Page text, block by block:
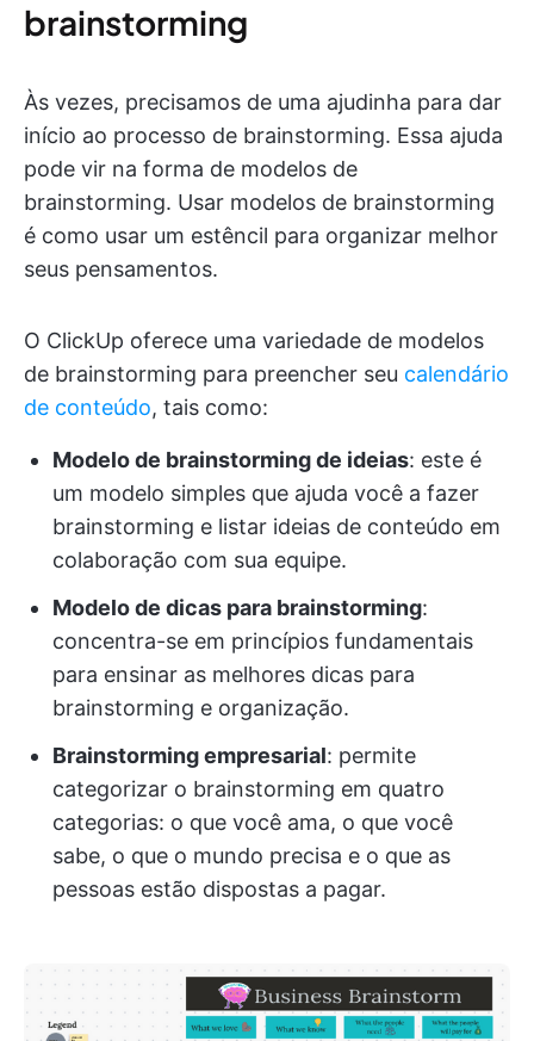
brainstorming
Às vezes, precisamos de uma ajudinha para dar
início ao processo de brainstorming. Essa ajuda
pode vir na forma de modelos de
brainstorming. Usar modelos de brainstorming
é como usar um estêncil para organizar melhor
seus pensamentos.
O ClickUp oferece uma variedade de modelos
de brainstorming para preencher seu calendário
de conteúdo, tais como:
Modelo de brainstorming de ideias: este é
um modelo simples que ajuda você a fazer
brainstorming e listar ideias de conteúdo em
colaboração com sua equipe.
Modelo de dicas para brainstorming:
concentra-se em princípios fundamentais
para ensinar as melhores dicas para
brainstorming e organização.
Brainstorming empresarial: permite
categorizar o brainstorming em quatro
categorias: o que você ama, o que você
sabe, o que o mundo precisa e o que as
pessoas estão dispostas a pagar.